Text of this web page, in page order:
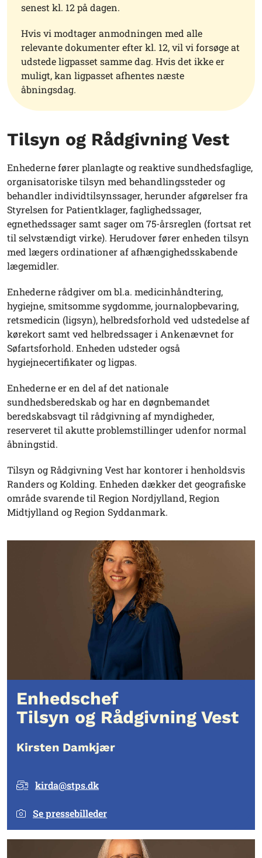
senest kl. 12 på dagen.
Hvis vi modtager anmodningen med alle
relevante dokumenter efter kl. 12, vil vi forsøge at
udstede ligpasset samme dag. Hvis det ikke er
muligt, kan ligpasset afhentes næste
åbningsdag.
Tilsyn og Rådgivning Vest
Enhederne fører planlagte og reaktive sundhedsfaglige,
organisatoriske tilsyn med behandlingssteder og
behandler individtilsynssager, herunder afgørelser fra
Styrelsen for Patientklager, faglighedssager,
egnethedssager samt sager om 75-årsreglen (fortsat ret
til selvstændigt virke). Herudover fører enheden tilsyn
med lægers ordinationer af afhængighedsskabende
lægemidler.
Enhederne rådgiver om bl.a. medicinhåndtering,
hygiejne, smitsomme sygdomme, journalopbevaring,
retsmedicin (ligsyn), helbredsforhold ved udstedelse af
kørekort samt ved helbredssager i Ankenævnet for
Søfartsforhold. Enheden udsteder også
hygiejnecertifikater og ligpas.
Enhederne er en del af det nationale
sundhedsberedskab og har en døgnbemandet
beredskabsvagt til rådgivning af myndigheder,
reserveret til akutte problemstillinger udenfor normal
åbningstid.
Tilsyn og Rådgivning Vest har kontorer i henholdsvis
Randers og Kolding. Enheden dækker det geografiske
område svarende til Region Nordjylland, Region
Midtjylland og Region Syddanmark.
Enhedschef
Tilsyn og Rådgivning Vest
Kirsten Damkjær
kirda@stps.dk
Se pressebilleder